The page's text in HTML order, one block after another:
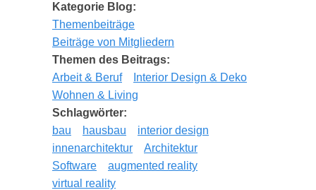
Kategorie Blog:
Themenbeiträge
Beiträge von Mitgliedern
Themen des Beitrags:
Arbeit & Beruf
Interior Design & Deko
Wohnen & Living
Schlagwörter:
bau
hausbau
interior design
innenarchitektur
Architektur
Software
augmented reality
virtual reality